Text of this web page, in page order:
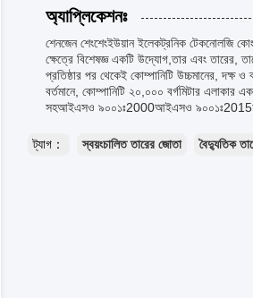
অ্যাপ্লিকেশনঃ
শেনজেন শেংশেংইউয়ান ইলেকট্রনিক টেকনোলজি
ক্ষেত্রে বিশেষজ্ঞ একটি উদ্যোগ,তার এবং তারের,
প্রতিষ্ঠার পর থেকেই কোম্পানিটি উচ্চমানের, দক্ষ
বর্তমানে, কোম্পানিটি ২০,০০০ বর্গমিটার
সহআইএসও ৯০০১ঃ2000আইএসও
ট্যাগ： স্বয়ংচালিত তারের জোতা বৈদ্যুতিক